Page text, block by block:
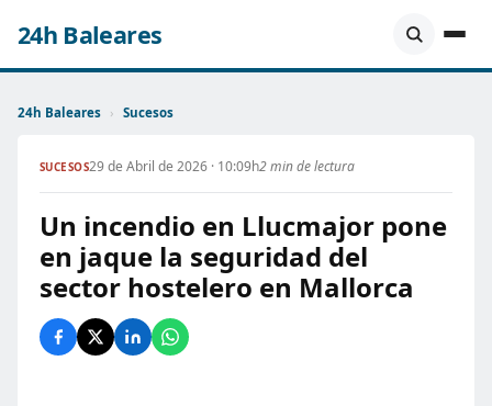
24h Baleares
24h Baleares › Sucesos
SUCESOS29 de Abril de 2026 · 10:09h2 min de lectura
Un incendio en Llucmajor pone
en jaque la seguridad del
sector hostelero en Mallorca